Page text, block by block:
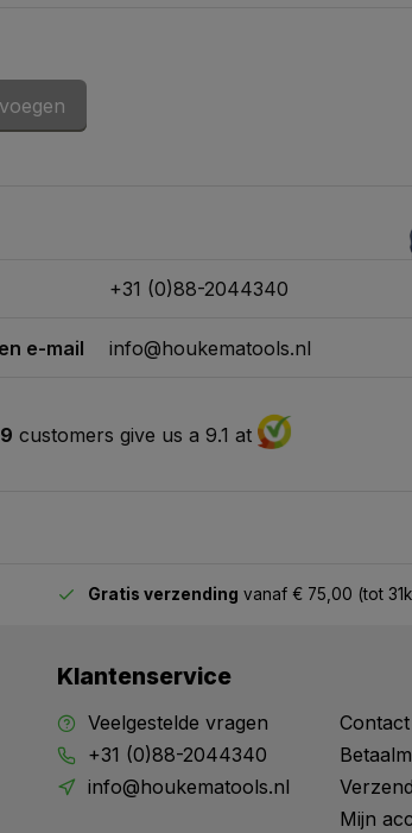
+31 (0)88-2044340
e-mail info@houkematools.nl
customers give us a 9.1 at
Gratis verzending vanaf € 75,00 (tot
Klantenservice
Veelgestelde vragen
+31 (0)88-2044340
info@houkematools.nl
Contact
Mijn